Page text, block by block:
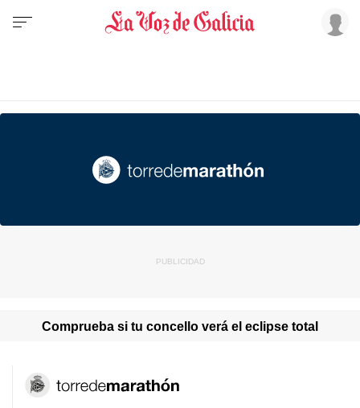
Comprueba si tu concello verá el eclipse total